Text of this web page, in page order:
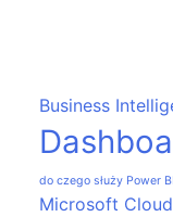
Business
do czego służy Power BI
Microsoft